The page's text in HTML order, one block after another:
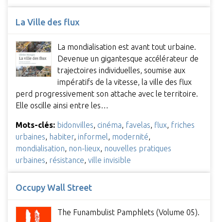
La Ville des flux
La mondialisation est avant tout urbaine.
Devenue un gigantesque accélérateur de
trajectoires individuelles, soumise aux
impératifs de la vitesse, la ville des flux
perd progressivement son attache avec le territoire.
Elle oscille ainsi entre les…
Mots-clés: bidonvilles, cinéma, favelas, flux, friches
urbaines, habiter, informel, modernité,
mondialisation, non-lieux, nouvelles pratiques
urbaines, résistance, ville invisible
Occupy Wall Street
The Funambulist Pamphlets (Volume 05).